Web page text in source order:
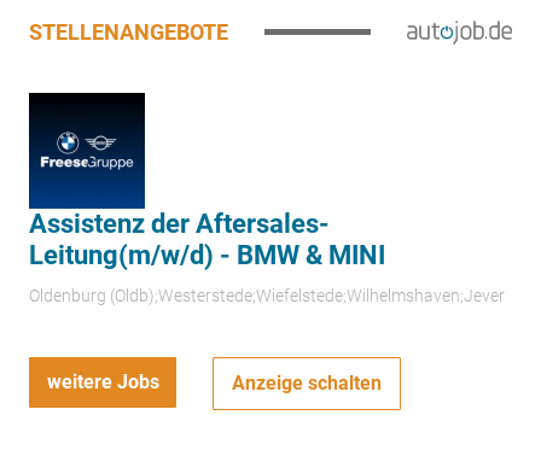
STELLENANGEBOTE
Assistenz der Aftersales-
Leitung(m/w/d) - BMW & MINI
Oldenburg (Oldb);Westerstede;Wiefelstede;Wilhelmshaven;Jever
weitere Jobs Anzeige schalten